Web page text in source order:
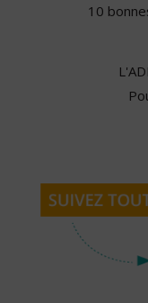
10